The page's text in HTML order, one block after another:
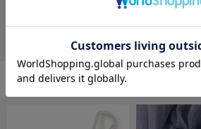
gelato pique
¥5,940
ファッション雑貨の人気ランキング